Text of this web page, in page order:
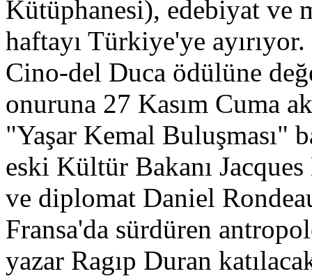
Kütüphanesi), edebiyat
haftayı Türkiye'ye
Cino-del Duca ödülüne
onuruna 27 Kasım Cuma
"Yaşar Kemal Buluşması"
eski Kültür Bakanı
ve diplomat Daniel
Fransa'da sürdüren
yazar Ragıp Duran